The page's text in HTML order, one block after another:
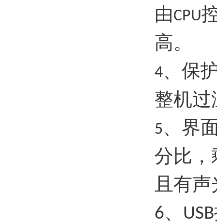
由CPU
高。
4、保
整机过
5、界
分比，
且有
6、 USB